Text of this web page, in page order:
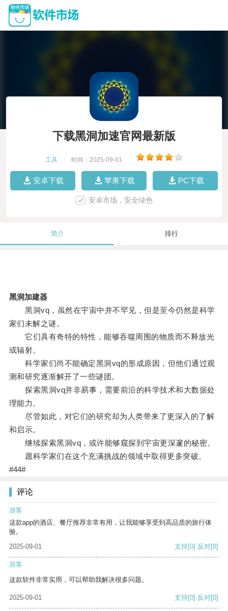
下载黑洞加速官网最新版
工具 时间：2025-09-01
安卓下载 苹果下载 PC下载
安卓市场，安全绿色
简介 排行
黑洞加建器
黑洞vq，虽然在宇宙中并不罕见，但是至今仍然是科学
家们未解之谜。
它们具有奇特的特性，能够吞噬周围的物质而不释放光
或辐射。
科学家们尚不能确定黑洞vq的形成原因，但他们通过观
测和研究逐渐解开了一些谜团。
探索黑洞vq并非易事，需要前沿的科学技术和大数据处
理能力。
尽管如此，对它们的研究却为人类带来了更深入的了解
和启示。
继续探索黑洞vq，或许能够窥探到宇宙更深邃的秘密。
愿科学家们在这个充满挑战的领域中取得更多突破。
#44#
评论
游客
这款app的酒店、餐厅推荐非常有用，让我能够享受到高品质的旅行体
验。
2025-09-01
支持[0] 反对[0]
游客
这款软件非常实用，可以帮助我解决很多问题。
2025-09-01 支持[0] 反对[0]